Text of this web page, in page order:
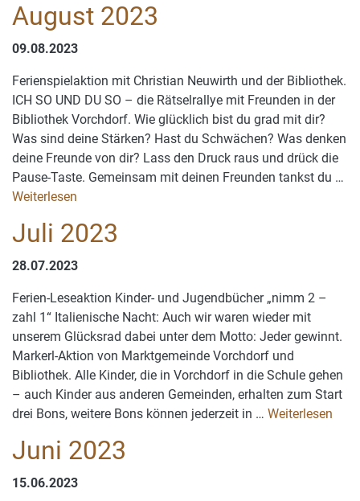
August 2023
09.08.2023
Ferienspielaktion mit Christian Neuwirth und der Bibliothek.
ICH SO UND DU SO – die Rätselrallye mit Freunden in der
Bibliothek Vorchdorf. Wie glücklich bist du grad mit dir?
Was sind deine Stärken? Hast du Schwächen? Was denken
deine Freunde von dir? Lass den Druck raus und drück die
Pause-Taste. Gemeinsam mit deinen Freunden tankst du …
Weiterlesen
Juli 2023
28.07.2023
Ferien-Leseaktion Kinder- und Jugendbücher „nimm 2 –
zahl 1“ Italienische Nacht: Auch wir waren wieder mit
unserem Glücksrad dabei unter dem Motto: Jeder gewinnt.
Markerl-Aktion von Marktgemeinde Vorchdorf und
Bibliothek. Alle Kinder, die in Vorchdorf in die Schule gehen
– auch Kinder aus anderen Gemeinden, erhalten zum Start
drei Bons, weitere Bons können jederzeit in … Weiterlesen
Juni 2023
15.06.2023